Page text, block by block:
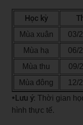
Học kỳ
Mùa xuân
03/
Mùa hạ
06/
Mùa thu
09/
Mùa đông
12/
*Lưu ý: Thời gian
hình thực tế.